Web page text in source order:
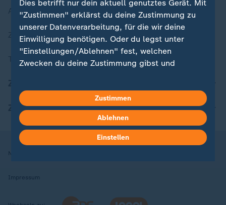
Aktuelle Sendungs-Videos
ZDFheute Stories
Themen im Überblick
ZDFheute Apps
Nutzungsbedingungen
Impressum
Dies betrifft nur dein aktuell genutztes Gerät. Mit
"Zustimmen" erklärst du deine Zustimmung zu
unserer Datenverarbeitung, für die wir deine
Einwilligung benötigen. Oder du legst unter
"Einstellungen/Ablehnen" fest, welchen
Zwecken du deine Zustimmung gibst und
in deinen Einstellungen widerrufen oder ändern.
Hier findest du das Impressum.
Weitere Informationen findest du in unserer
Datenschutzerklärung.
Zustimmen
Ablehnen
Einstellen